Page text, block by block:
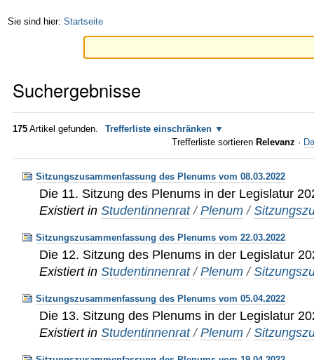
Sie sind hier: Startseite
Suchergebnisse
175 Artikel gefunden.
Trefferliste einschränken
Trefferliste sortieren Relevanz ·
Sitzungszusammenfassung des Plenums vom 08.03.2022
Die 11. Sitzung des Plenums in der Legislatur
Existiert in Studentinnenrat /Plenum /
Sitzungszusammenfassung des Plenums vom 22.03.2022
Die 12. Sitzung des Plenums in der Legislatur
Existiert in Studentinnenrat /Plenum /
Sitzungszusammenfassung des Plenums vom 05.04.2022
Die 13. Sitzung des Plenums in der Legislatur
Existiert in Studentinnenrat /Plenum /